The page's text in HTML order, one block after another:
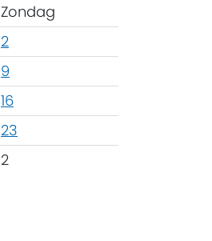
Zondag
2
9
16
23
2